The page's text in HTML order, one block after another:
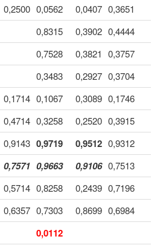
0,2500 0,0562 0,0407 0,3651
0,8315 0,3902 0,4444
0,7528 0,3821 0,3757
0,3483 0,2927 0,3704
0,1714 0,1067 0,3089 0,1746
0,4714 0,3258 0,2520 0,3915
0,9143 0,9719 0,9512 0,9312
0,7571 0,9663 0,9106 0,7513
0,5714 0,8258 0,2439 0,7196
0,6357 0,7303 0,8699 0,6984
0,0112